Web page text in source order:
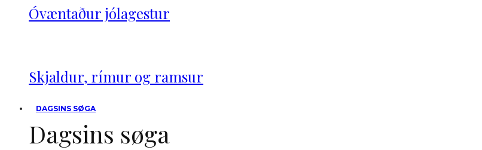
Óvæntaður jólagestur
Skjaldur, rímur og ramsur
DAGSINS SØGA
Dagsins søga